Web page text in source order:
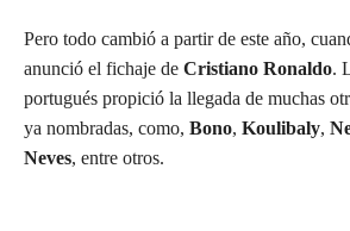
Pero todo cambió a partir de este año,
anunció el fichaje de Cristiano Ronaldo.
portugués propició la llegada de muchas
ya nombradas, como, Bono, Koulibaly,
Neves, entre otros.